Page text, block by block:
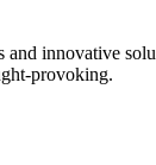
innovative
provoking.